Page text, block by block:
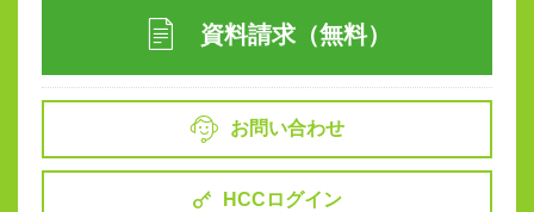
資料請求（無料）
お問い合わせ
HCCログイン